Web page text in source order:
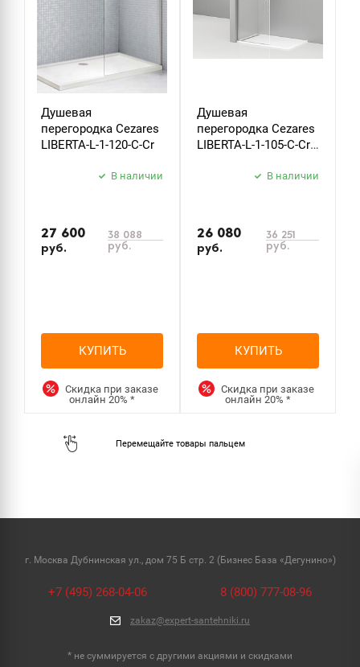
Душевая
перегородка Cezares
LIBERTA-L-1-120-C-Cr
В наличии
27 600
руб.
38 088
руб.
КУПИТЬ
Скидка при заказе
онлайн20%*
Душевая
перегородка Cezares
LIBERTA-L-1-105-C-Cr
В наличии
26 080
руб.
36 251
руб.
КУПИТЬ
Скидка при заказе
онлайн20%*
г. Москва Дубнинская ул., дом 75 Б стр. 2 (Бизнес База «Дегунино»)
+7 (495) 268-04-06 8 (800) 777-08-96
zakaz@expert-santehniki.ru
* не суммируется с другими акциями и скидками